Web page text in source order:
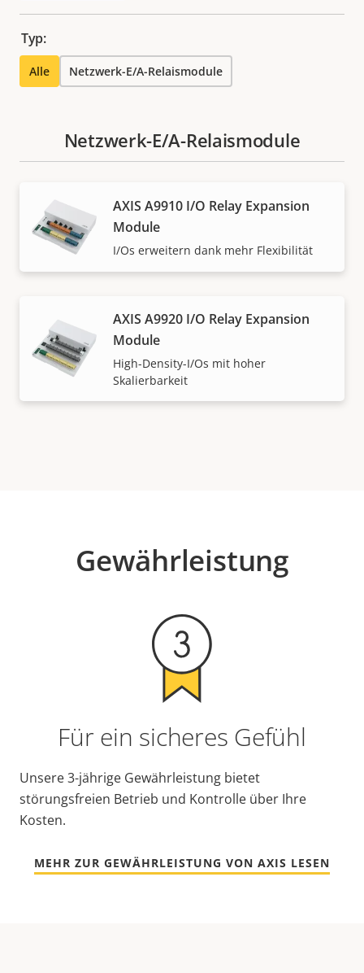
Typ:
Alle Netzwerk-E/A-Relaismodule
Netzwerk-E/A-Relaismodule
AXIS A9910 I/O Relay Expansion
Module
I/Os erweitern dank mehr Flexibilität
AXIS A9920 I/O Relay Expansion
Module
High-Density-I/Os mit hoher
Skalierbarkeit
Gewährleistung
Für ein sicheres Gefühl
Unsere 3-jährige Gewährleistung bietet
störungsfreien Betrieb und Kontrolle über Ihre
Kosten.
MEHR ZUR GEWÄHRLEISTUNG VON AXIS LESEN